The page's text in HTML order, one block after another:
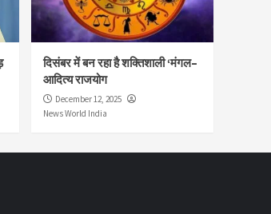
दिसंबर में बन रहा है शक्तिशाली ‘मंगल–
आदित्य राजयोग
December 12, 2025
News World India